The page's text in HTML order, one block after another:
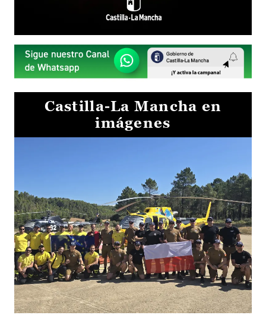
Castilla-La Mancha en
imágenes